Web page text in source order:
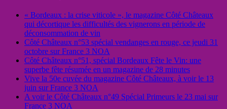
« Bordeaux : la crise viticole », le magazine Côté Châteaux
qui décortique les difficultés des vignerons en période de
déconsommation de vin
Côté Châteaux n°53 spécial vendanges en rouge, ce jeudi 31
octobre sur France 3 NOA
Côté Châteaux n°51, spécial Bordeaux Fête le Vin: une
superbe fête résumée en un magazine de 28 minutes
Vive la 50e cuvée du magazine Côté Châteaux, à voir le 13
juin sur France 3 NOA
A voir le Côté Châteaux n°49 Spécial Primeurs le 23 mai sur
France 3 NOA